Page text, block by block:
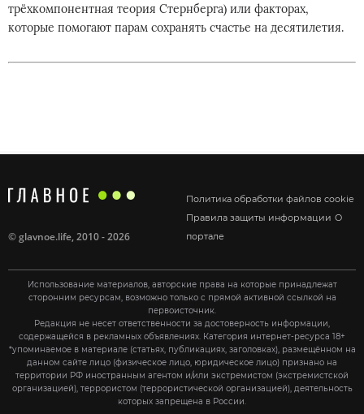
трёхкомпонентная теория Стернберга) или факторах,
которые помогают парам сохранять счастье на десятилетия.
Политика обработки файлов cookie
Правила защиты информации О
портале
©glavnoe.life, 2010 - 2026
Использование материалов, авторские права на которые принадлежат
сторонним ресурсам, возможно только с прямой активной ссылкой на
первоисточник.
Редакция не несет ответственности за достоверность информации,
содержащейся в рекламных объявлениях. Категория интернет-ресурса 18+
*упоминаемое в материале (статьях, публикациях, заголовках), размещённом на
данном сайте лицо (физическое лицо, юридическое лицо) признано на
территории РФ иностранным агентом и/или экстремистом (экстремистской
организацией), террористом (террористической организацией), деятельность
которых запрещена в России.